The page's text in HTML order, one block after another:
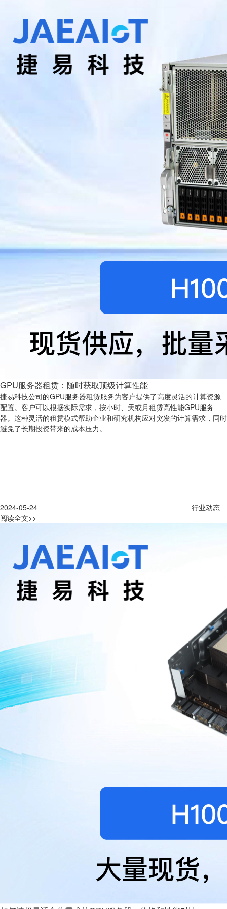
GPU服务器租赁：随时获取顶级计算性能
捷易科技公司的GPU服务器租赁服务为客户提供了高度灵活的计算资源
配置。客户可以根据实际需求，按小时、天或月租赁高性能GPU服务
器。这种灵活的租赁模式帮助企业和研究机构应对突发的计算需求，同时
避免了长期投资带来的成本压力。
2024-05-24
行业动态
阅读全文>>